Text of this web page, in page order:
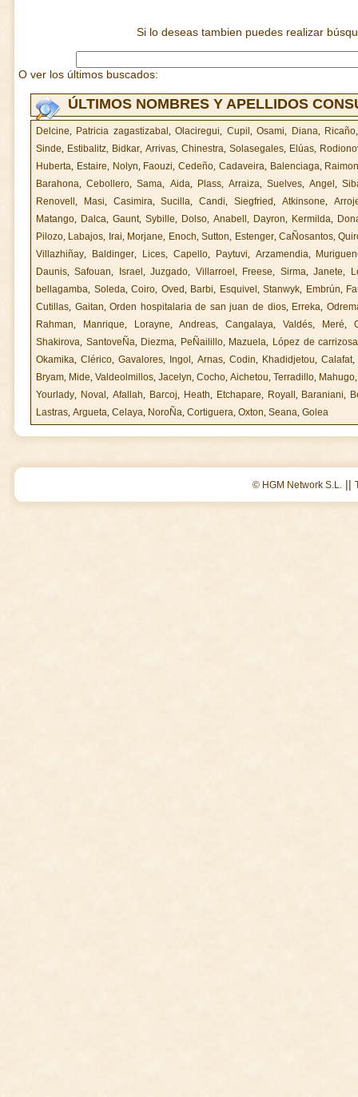
Si lo deseas tambien puedes realizar
O ver los últimos buscados:
ÚLTIMOS NOMBRES Y APELLIDOS
Delcine, Patricia zagastizabal ,Olaciregui, Cupil ,Osami, Diana, Ricaño
Sinde, Estibalitz, Bidkar, Arrivas, Chinestra, Solasegales, Elúas,
Huberta, Estaire, Nolyn, Faouzi, Cedeño, Cadaveira, Balenciaga,
Barahona,Cebollero,Sama, Aida, Plass, Arraiza,Suelves,Angel,
Renovell , Masi, Casimira,Sucilla,Candi,Siegfried, Atkinsone,
Matango, Dalca, Gaunt, Sybille, Dolso, Anabell , Dayron, Kermilda,
Pilozo, Labajos, Irai, Morjane, Enoch,Sutton, Estenger, CaÑosantos,
Villazhiñay, Baldinger, Lices, Capello, Paytuvi, Arzamendia,
Daunis,Safouan, Israel ,Juzgado, Villarroel , Freese, Sirma,Janete,
bellagamba, Soleda, Coiro, Oved, Barbi, Esquivel , Stanwyk, Embrún,
Cutillas, Gaitan,Orden hospitalaria de san juan de dios, Erreka,
Rahman, Manrique, Lorayne,Andreas,Cangalaya,Valdés, Meré,
Shakirova, SantoveÑa, Diezma, PeÑailillo, Mazuela, López de carrizosa
Okamika, Clérico, Gavalores, Ingol , Arnas, Codin, Khadidjetou, Calafat,
Bryam, Mide, Valdeolmillos, Jacelyn, Cocho, Aichetou, Terradillo, Mahugo
Yourlady, Noval , Afallah, Barcoj, Heath, Etchapare, Royall , Baraniani,
Lastras, Argueta, Celaya, NoroÑa, Cortiguera, Oxton, Seana, Golea
© HGM Network S.L. ||